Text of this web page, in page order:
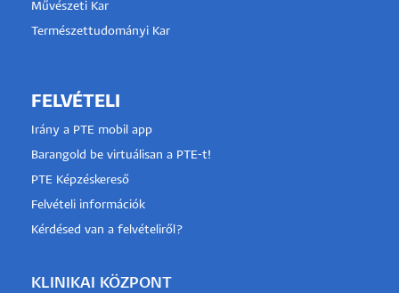
Művészeti Kar
Természettudományi Kar
FELVÉTELI
Irány a PTE mobil app
Barangold be virtuálisan a PTE-t!
PTE Képzéskereső
Felvételi információk
Kérdésed van a felvételiről?
KLINIKAI KÖZPONT